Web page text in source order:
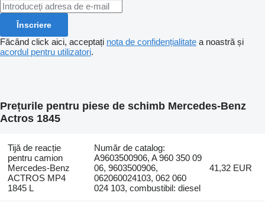
Înscriere
Făcând click aici, acceptați nota de confidențialitate a noastră și
acordul pentru utilizatori.
Prețurile pentru piese de schimb Mercedes-Benz
Actros 1845
Tijă de reacție
pentru camion
Mercedes-Benz
ACTROS MP4
1845 L
Număr de catalog:
A9603500906, A 960 350 09
06, 9603500906,
062060024103, 062 060
024 103, combustibil: diesel
41,32 EUR